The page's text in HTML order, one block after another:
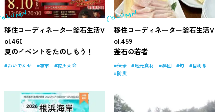
移住コーディネーター釜石生活V
ol.460
夏のイベントをたのしもう！
おいでんせ 夜市 花火大会
移住コーディネーター釜石生活V
ol.459
釜石の若者
伝承 地元食材 夢団 旬
目利き
防災